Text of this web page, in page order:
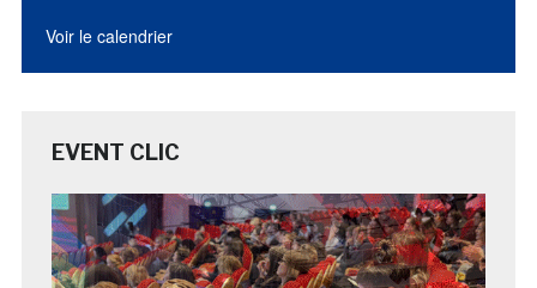
Voir le calendrier
EVENT CLIC